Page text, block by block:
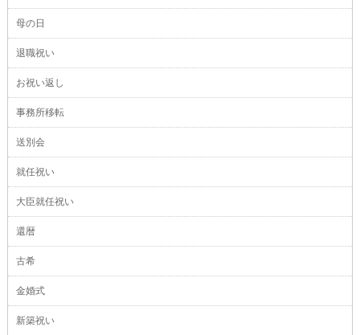
母の日
退職祝い
お祝い返し
事務所移転
送別会
就任祝い
大臣就任祝い
還暦
古希
金婚式
新築祝い